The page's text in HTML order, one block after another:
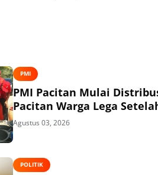
PMI
PMI Pacitan Mulai
Pacitan Warga Lega
Agustus 03, 2026
POLITIK